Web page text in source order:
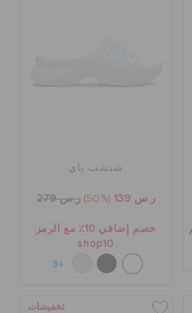
شبشب باي
ر.س 139 (50%) ر.س 279
خصم إضافي 10٪ مع الرمز
shop10
+3
تخفيضات